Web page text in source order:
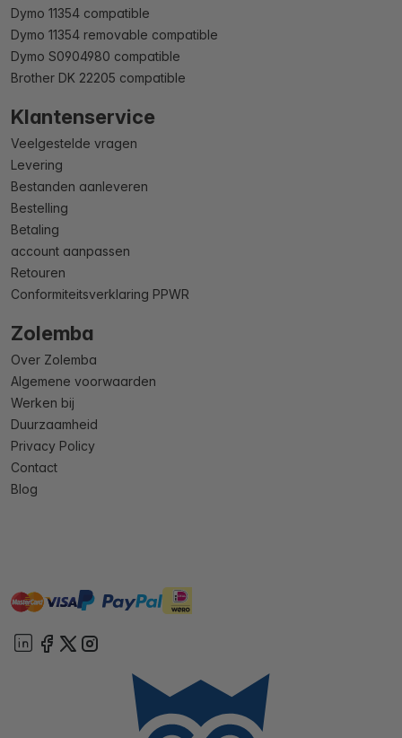
Dymo 11354 compatible
Dymo 11354 removable compatible
Dymo S0904980 compatible
Brother DK 22205 compatible
Klantenservice
Veelgestelde vragen
Levering
Bestanden aanleveren
Bestelling
Betaling
account aanpassen
Retouren
Conformiteitsverklaring PPWR
Zolemba
Over Zolemba
Algemene voorwaarden
Werken bij
Duurzaamheid
Privacy Policy
Contact
Blog
mastervisa paypal ideal